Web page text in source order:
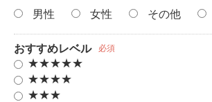
男性
女性 その他
おすすめレベル 必須
★★★★★
★★★★
★★★